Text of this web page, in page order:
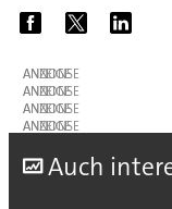
ANZEIGE
ANZEIGE
ANZEIGE
ANZEIGE
Auch